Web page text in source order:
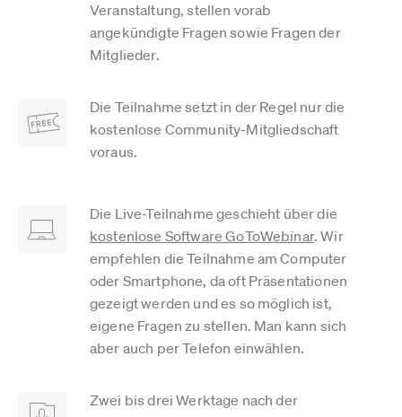
Veranstaltung, stellen vorab
angekündigte Fragen sowie Fragen der
Mitglieder.
Die Teilnahme setzt in der Regel nur die
kostenlose Community-Mitgliedschaft
voraus.
Die Live-Teilnahme geschieht über die
kostenlose Software GoToWebinar. Wir
empfehlen die Teilnahme am Computer
oder Smartphone, da oft Präsentationen
gezeigt werden und es so möglich ist,
eigene Fragen zu stellen. Man kann sich
aber auch per Telefon einwählen.
Zwei bis drei Werktage nach der